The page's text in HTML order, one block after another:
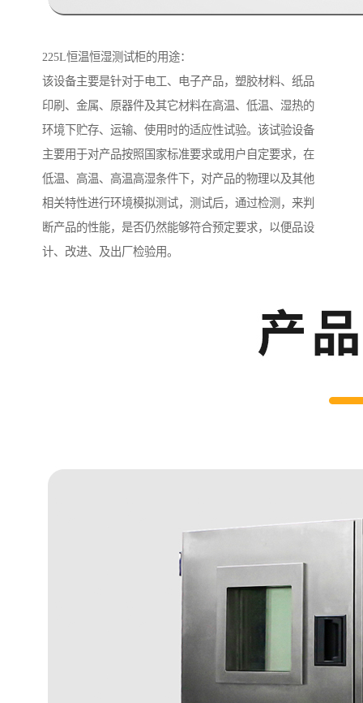
225L恒温恒湿测试柜的用途：
该设备主要是针对于电工、电子产品，塑胶材料、纸品
印刷、金属、原器件及其它材料在高温、低温、湿热的
环境下贮存、运输、使用时的适应性试验。该试验设备
主要用于对产品按照国家标准要求或用户自定要求，在
低温、高温、高温高湿条件下，对产品的物理以及其他
相关特性进行环境模拟测试，测试后，通过检测，来判
断产品的性能，是否仍然能够符合预定要求，以便品设
计、改进、及出厂检验用。